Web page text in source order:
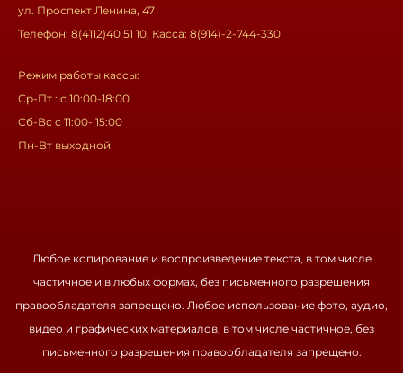
ул. Проспект Ленина, 47
Телефон: 8(4112)40 51 10, Касса: 8(914)-2-744-330
Режим работы кассы:
Ср-Пт : с 10:00-18:00
Сб-Вс с 11:00- 15:00
Пн-Вт выходной
Любое копирование и воспроизведение текста, в том числе
частичное и в любых формах, без письменного разрешения
правообладателя запрещено. Любое использование фото, аудио,
видео и графических материалов, в том числе частичное, без
письменного разрешения правообладателя запрещено.